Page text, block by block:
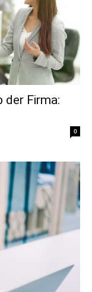
Firma:
0